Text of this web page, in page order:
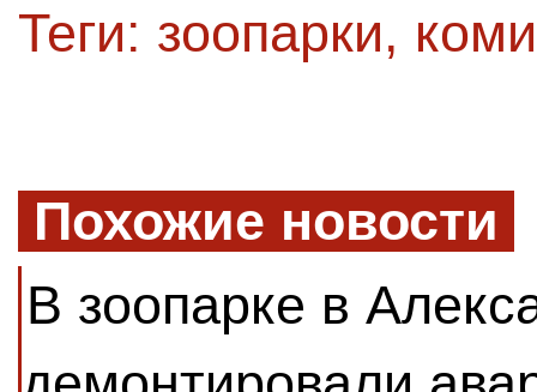
Теги: зоопарки,
Похожие новости
В зоопарке в